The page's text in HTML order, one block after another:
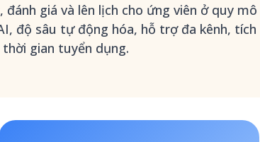
đánh giá và lên lịch cho ứng viên ở quy mô
độ sâu tự động hóa, hỗ trợ đa kênh, tích
gian tuyển dụng.